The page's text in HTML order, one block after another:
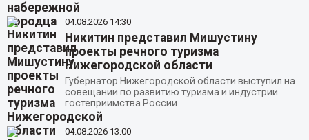
04.08.2026 14:30
Никитин представил Мишустину
проекты речного туризма
Нижегородской области
Губернатор Нижегородской области выступил на
совещании по развитию туризма и индустрии
гостеприимства России
04.08.2026 13:00